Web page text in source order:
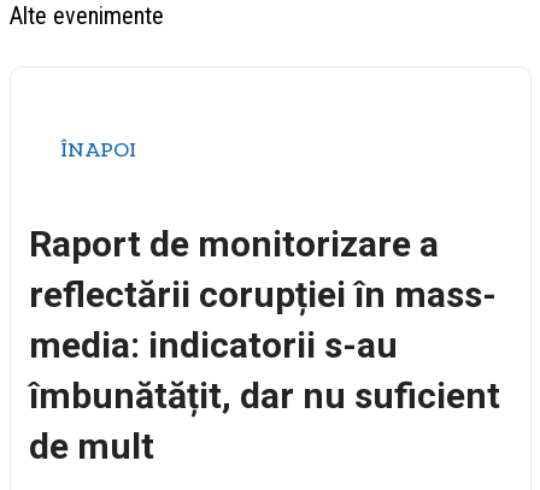
Alte evenimente
ÎNAPOI
Raport de monitorizare a
reflectării corupției în mass-
media: indicatorii s-au
îmbunătățit, dar nu suficient
de mult